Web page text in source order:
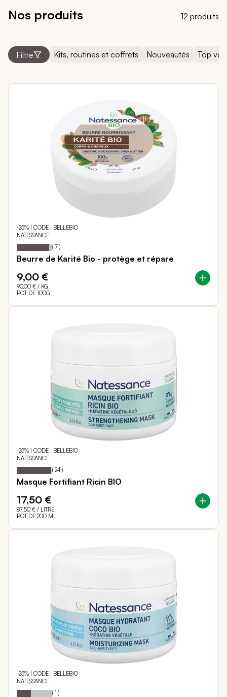
12 produits
Nos produits
Filtre Kits, routines et coffrets Nouveautés Top
-25% | CODE : BELLEBIO
NATESSANCE
Notation: 91
% of
( 7 )
Beurre de Karité Bio - protège et répare
9,00 €
90,00 € / KG
POT DE 100G
-25% | CODE : BELLEBIO
NATESSANCE
Notation: 97
% of
( 24 )
Masque Fortifiant Ricin BIO
17,50 €
87,50 € / LITRE
POT DE 200 ML
-25% | CODE : BELLEBIO
NATESSANCE
Notation: 40
% of
( 1 )